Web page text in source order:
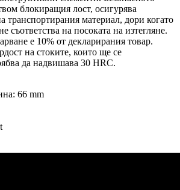
блокиращия лост, осигурява
транспортирания материал, дори когато
съответства на посоката на изтегляне.
е 10% от декларирания товар.
на стоките, които ще се
да надвишава 30 HRC.
66 mm